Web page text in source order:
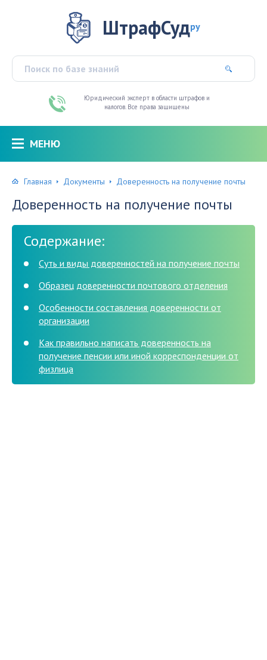
ШтрафСудру
Юридический эксперт в области штрафов и
налогов. Все права защищены
МЕНЮ
Главная Документы Доверенность на получение почты
Доверенность на получение почты
Содержание:
Суть и виды доверенностей на получение почты
Образец доверенности почтового отделения
Особенности составления доверенности от
организации
Как правильно написать доверенность на
получение пенсии или иной корреспонденции от
физлица